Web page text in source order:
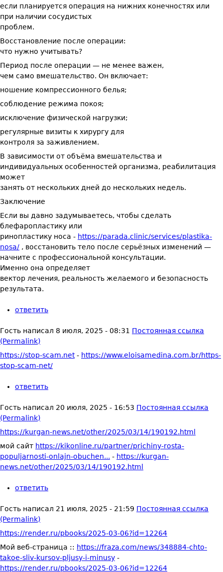
если планируется операция на нижних конечностях или
при наличии сосудистых
проблем.
Восстановление после операции:
что нужно учитывать?
Период после операции — не менее важен,
чем само вмешательство. Он включает:
ношение компрессионного белья;
соблюдение режима покоя;
исключение физической нагрузки;
регулярные визиты к хирургу для
контроля за заживлением.
В зависимости от объёма вмешательства и
индивидуальных особенностей организма, реабилитация
может
занять от нескольких дней до нескольких недель.
Заключение
Если вы давно задумываетесь, чтобы сделать
блефаропластику или
ринопластику носа - https://parada.clinic/services/plastika-
nosa/ , восстановить тело после серьёзных изменений —
начните с профессиональной консультации.
Именно она определяет
вектор лечения, реальность желаемого и безопасность
результата.
ответить
Гость написал 8 июля, 2025 - 08:31 Постоянная ссылка
(Permalink)
https://stop-scam.net- https://www.eloisamedina.com.br/https-
stop-scam-net/
ответить
Гость написал 20 июля, 2025 - 16:53 Постоянная ссылка
(Permalink)
https://kurgan-news.net/other/2025/03/14/190192.html
мой сайт https://kikonline.ru/partner/prichiny-rosta-
populjarnosti-onlajn-obuchen... - https://kurgan-
news.net/other/2025/03/14/190192.html
ответить
Гость написал 21 июля, 2025 - 21:59 Постоянная ссылка
(Permalink)
https://render.ru/pbooks/2025-03-06?id=12264
Мой веб-страница :: https://fraza.com/news/348884-chto-
takoe-sliv-kursov-pljusy-i-minusy -
https://render.ru/pbooks/2025-03-06?id=12264